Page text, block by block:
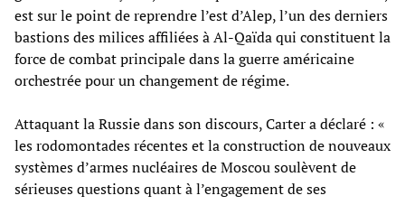
est sur le point de reprendre l’est d’Alep, l’un des derniers
bastions des milices affiliées à Al-Qaïda qui constituent la
force de combat principale dans la guerre américaine
orchestrée pour un changement de régime.
Attaquant la Russie dans son discours, Carter a déclaré : «
les rodomontades récentes et la construction de nouveaux
systèmes d’armes nucléaires de Moscou soulèvent de
sérieuses questions quant à l’engagement de ses